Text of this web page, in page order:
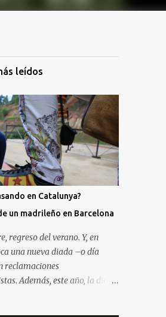
leídos
en Catalunya?
un madrileño en Barcelona
regreso del verano. Y, en
una nueva diada –o día
reclamaciones
Además, este año, la diada